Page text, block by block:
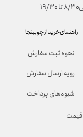
راهنمای خرید از چوبینجا
نحوه ثبت سفارش
رویه ارسال سفارش
شیوه‌های پرداخت
قیمت